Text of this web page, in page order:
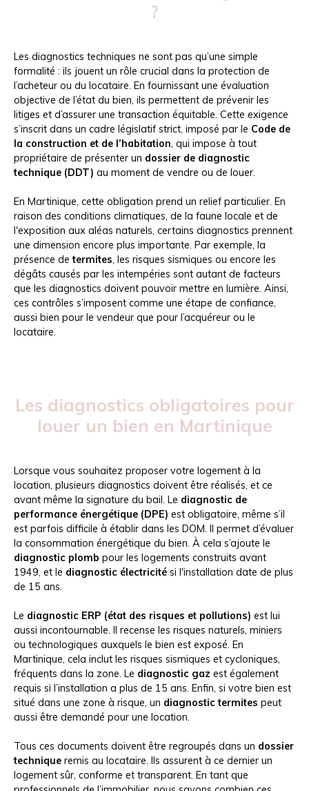
?
Les diagnostics techniques ne sont pas qu’une simple
formalité : ils jouent un rôle crucial dans la protection de
l’acheteur ou du locataire. En fournissant une évaluation
objective de l’état du bien, ils permettent de prévenir les
litiges et d’assurer une transaction équitable. Cette exigence
s’inscrit dans un cadre législatif strict, imposé par le Code de
la construction et de l’habitation, qui impose à tout
propriétaire de présenter un dossier de diagnostic
technique (DDT) au moment de vendre ou de louer.
En Martinique, cette obligation prend un relief particulier. En
raison des conditions climatiques, de la faune locale et de
l'exposition aux aléas naturels, certains diagnostics prennent
une dimension encore plus importante. Par exemple, la
présence determites, les risques sismiques ou encore les
dégâts causés par les intempéries sont autant de facteurs
que les diagnostics doivent pouvoir mettre en lumière. Ainsi,
ces contrôles s’imposent comme une étape de confiance,
aussi bien pour le vendeur que pour l’acquéreur ou le
locataire.
Les diagnostics obligatoires pour
louer un bien en Martinique
Lorsque vous souhaitez proposer votre logement à la
location, plusieurs diagnostics doivent être réalisés, et ce
avant même la signature du bail. Le diagnostic de
performance énergétique (DPE) est obligatoire, même s’il
est parfois difficile à établir dans les DOM. Il permet d’évaluer
la consommation énergétique du bien. À cela s’ajoute le
diagnostic plomb pour les logements construits avant
1949, et le diagnostic électricité si l'installation date de plus
de 15 ans.
Le diagnostic ERP (état des risques et pollutions) est lui
aussi incontournable. Il recense les risques naturels, miniers
ou technologiques auxquels le bien est exposé. En
Martinique, cela inclut les risques sismiques et cycloniques,
fréquents dans la zone. Le diagnostic gaz est également
requis si l’installation a plus de 15 ans. Enfin, si votre bien est
situé dans une zone à risque, un diagnostic termites peut
aussi être demandé pour une location.
Tous ces documents doivent être regroupés dans un dossier
technique remis au locataire. Ils assurent à ce dernier un
logement sûr, conforme et transparent. En tant que